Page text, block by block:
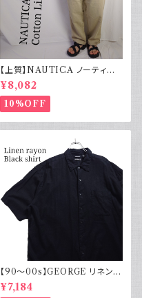
【上質】NAUTICA ノーティカ
コットンリネンパンツ ツータック
¥8,082
10%OFF
【90～00s】GEORGE リネンレ
ーヨンシャツ 黒 ボックスシルエ
ット XL
¥7,184